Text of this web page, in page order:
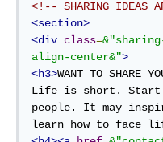
<!-- SHARING IDEAS
<section>
<div class=
align-center&">
<h3>WANT TO SHARE
Life is short. Start
people. It may